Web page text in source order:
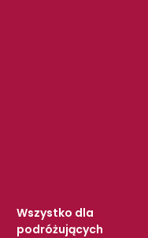
Wszystko dla
podróżujących